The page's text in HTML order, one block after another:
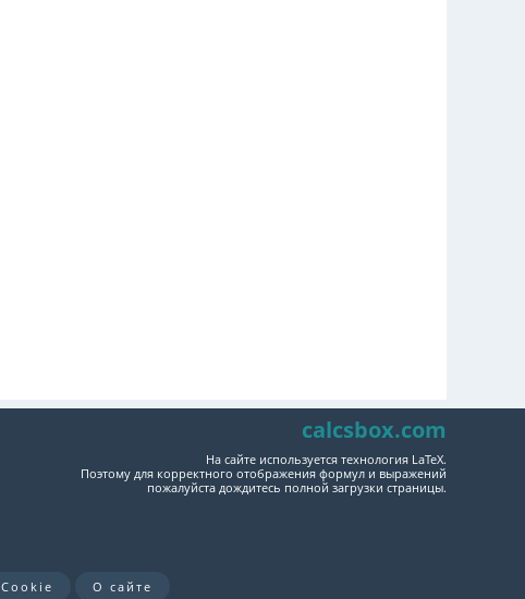
calcsbox.com
На сайте используется технология LaTeX.
Поэтому для корректного отображения формул и выражений
пожалуйста дождитесь полной загрузки страницы.
Cookie О сайте